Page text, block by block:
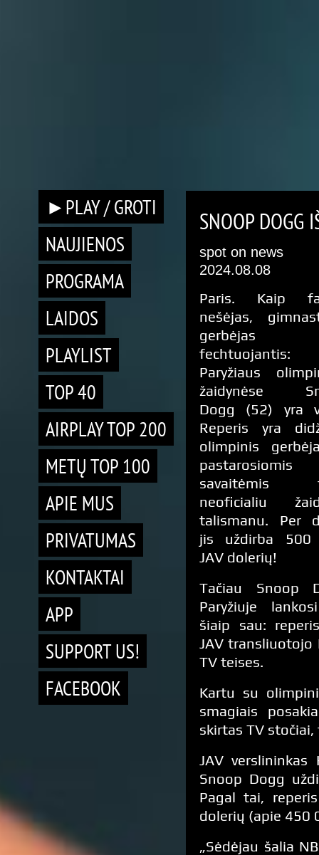
►PLAY / GROTI
NAUJIENOS
PROGRAMA
LAIDOS
PLAYLIST
TOP 40
AIRPLAY TOP 200
METŲ TOP 100
APIE MUS
PRIVATUMAS
KONTAKTAI
APP
SUPPORT US!
FACEBOOK
SNOOP DOGG
spot on news
2024.08.08
Paris. Kaip
nešėjas,
gerbėjas
fechtuojantis:
Paryžiaus
žaidynėse
Dogg (52) yra
Reperis yra
olimpinis
pastarosiomis
savaitėmis
neoficialiu
talismanu. Per
jis uždirba 500
JAV dolerių!
Tačiau Snoop
Paryžiuje
šiaip sau:
JAV transliuotojo
TV teises.
Kartu su
smagiais
skirtas TV
JAV verslininkas
Snoop Dogg
Pagal tai,
dolerių (apie 450
„Sėdėjau šalia